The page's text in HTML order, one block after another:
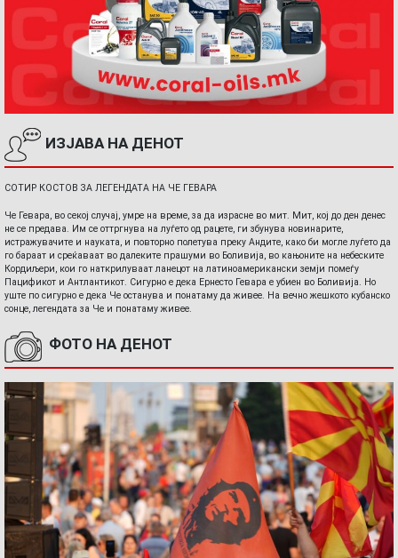
ИЗЈАВА НА ДЕНОТ
СОТИР КОСТОВ ЗА ЛЕГЕНДАТА НА ЧЕ ГЕВАРА
Че Гевара, во секој случај, умре на време, за да израсне во мит. Мит, кој до ден денес
не се предава. Им се оттргнува на луѓето од рацете, ги збунува новинарите,
истражувачите и науката, и повторно полетува преку Андите, како би могле луѓето да
го бараат и среќаваат во далеките прашуми во Боливија, во кањоните на небеските
Кордиљери, кои го наткрилуваат ланецот на латиноамерикански земји помеѓу
Пацификот и Антлантикот. Сигурно е дека Ернесто Гевара е убиен во Боливија. Но
уште по сигурно е дека Че останува и понатаму да живее. На вечно жешкото кубанско
сонце, легендата за Че и понатаму живее.
ФОТО НА ДЕНОТ